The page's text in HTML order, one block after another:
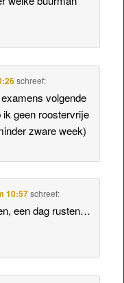
schreef:
volgende
geen roostervrije
zware week)
10:57 schreef:
een dag rusten…